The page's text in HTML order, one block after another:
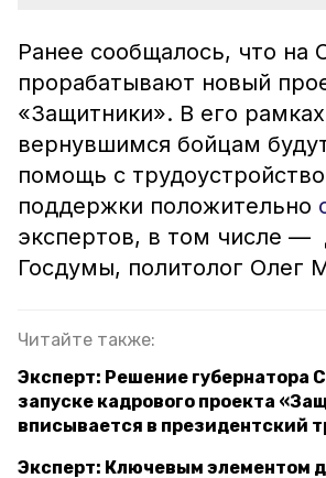
Ранее сообщалось, что на
прорабатывают новый
«Защитники». В его рамках
вернувшимся бойцам
помощь с
поддержки положительно
экспертов, в том числе —
Госдумы, политолог Олег
Читайте также:
Эксперт: Решение губернатора
запуске кадрового проекта
вписывается в президентский
Эксперт: Ключевым элементом